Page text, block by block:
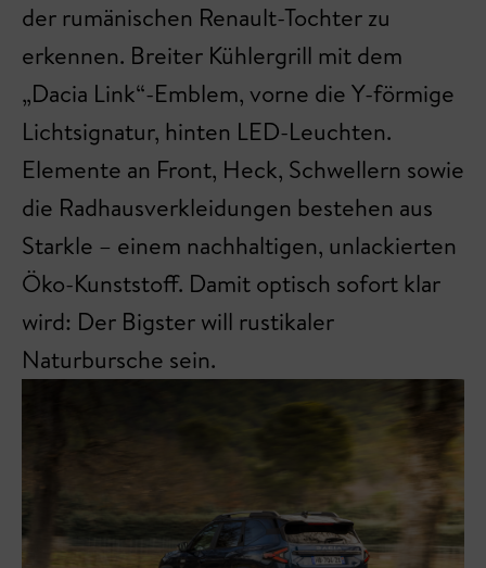
der rumänischen Renault-Tochter zu
erkennen. Breiter Kühlergrill mit dem
„Dacia Link“-Emblem, vorne die Y-förmige
Lichtsignatur, hinten LED-Leuchten.
Elemente an Front, Heck, Schwellern sowie
die Radhausverkleidungen bestehen aus
Starkle – einem nachhaltigen, unlackierten
Öko-Kunststoff. Damit optisch sofort klar
wird: Der Bigster will rustikaler
Naturbursche sein.